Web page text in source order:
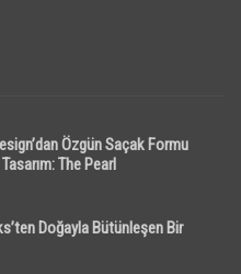
Özgün Saçak Formu
The Pearl
Doğayla Bütünleşen Bir